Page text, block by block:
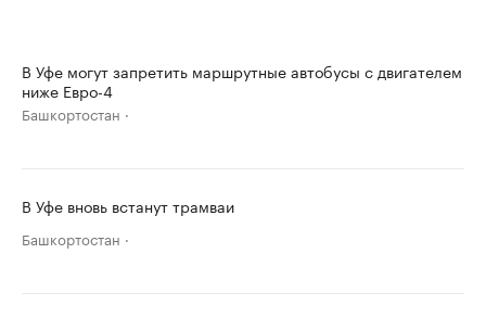
В Уфе могут запретить маршрутные автобусы с двигателем
ниже Евро-4
Башкортостан
В Уфе вновь встанут трамваи
Башкортостан